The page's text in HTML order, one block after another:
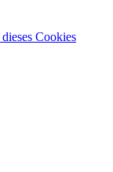
Cookies